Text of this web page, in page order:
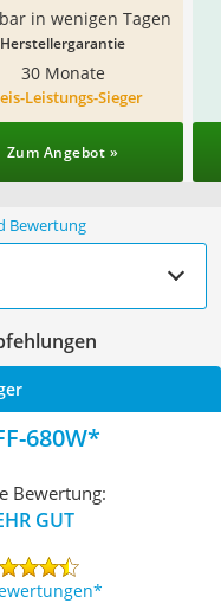
in wenigen Tagen
Herstellergarantie
30 Monate
Leistungs-Sieger
Zum Angebot »
Bewertung
680W
Bewertung:
GUT